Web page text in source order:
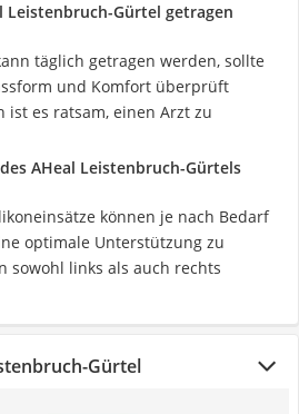
Leistenbruch-Gürtel getragen
täglich getragen werden, sollte
und Komfort überprüft
ist es ratsam, einen Arzt zu
AHeal Leistenbruch-Gürtels
können je nach Bedarf
optimale Unterstützung zu
sowohl links als auch rechts
Gürtel